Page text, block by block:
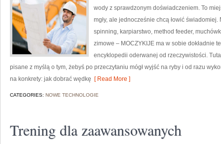
wody z sprawdzonym doświadczeniem. To
mgły, ale jednocześnie chcą łowić
spinning, karpiarstwo, method feeder,
zimowe – MOCZYKIJE ma w sobie dokładnie
encyklopedii oderwanej od rzeczywistości.
pisane z myślą o tym, żebyś po przeczytaniu mógł wyjść na ryby i od razu
na konkrety: jak dobrać wędkę [ Read More ]
CATEGORIES: NOWE TECHNOLOGIE
Trening dla zaawansowanych